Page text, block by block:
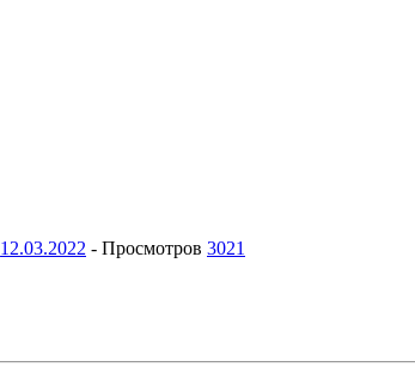
12.03.2022 - Просмотров 3021